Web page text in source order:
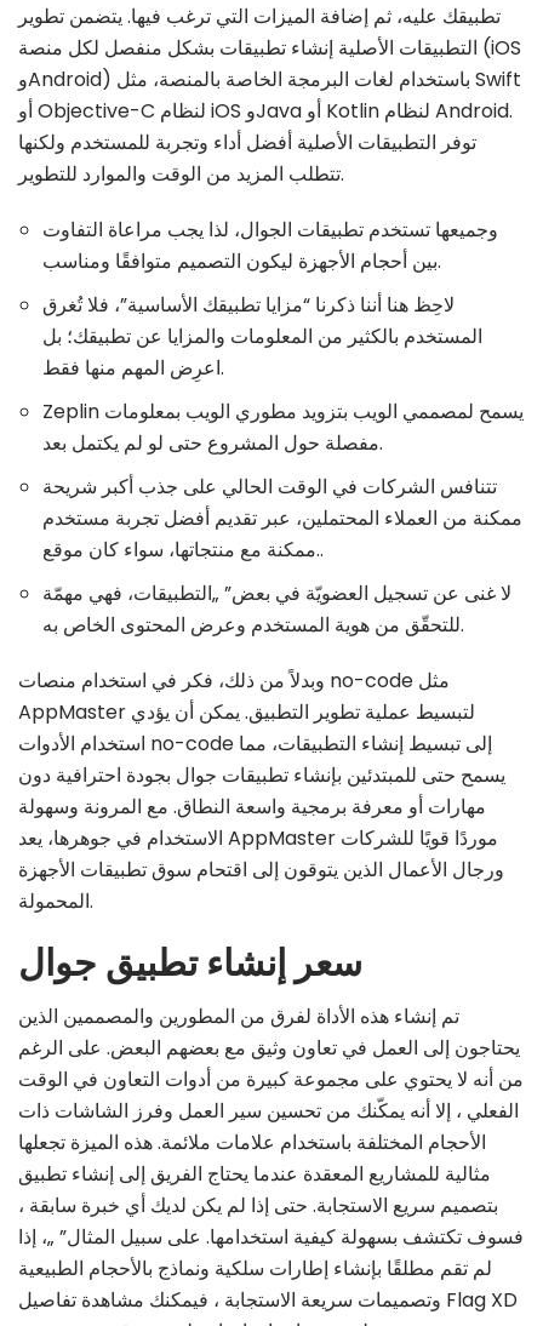
تطبيقك عليه، ثم إضافة الميزات التي ترغب فيها. يتضمن تطوير
التطبيقات الأصلية إنشاء تطبيقات بشكل منفصل لكل منصة (iOS
وAndroid) باستخدام لغات البرمجة الخاصة بالمنصة، مثل Swift
أو Objective-C لنظام iOS وJava أو Kotlin لنظام Android.
توفر التطبيقات الأصلية أفضل أداء وتجربة للمستخدم ولكنها
تتطلب المزيد من الوقت والموارد للتطوير.
وجميعها تستخدم تطبيقات الجوال، لذا يجب مراعاة التفاوت
بين أحجام الأجهزة ليكون التصميم متوافقًا ومناسب.
لاحِظ هنا أننا ذكرنا “مزايا تطبيقك الأساسية”، فلا تُغرق
المستخدم بالكثير من المعلومات والمزايا عن تطبيقك؛ بل
اعرِض المهم منها فقط.
Zeplin يسمح لمصممي الويب بتزويد مطوري الويب بمعلومات
مفصلة حول المشروع حتى لو لم يكتمل بعد.
تتنافس الشركات في الوقت الحالي على جذب أكبر شريحة
ممكنة من العملاء المحتملين، عبر تقديم أفضل تجربة مستخدم
ممكنة مع منتجاتها، سواء كان موقع..
لا غنى عن تسجيل العضويّة في بعض” „التطبيقات، فهي مهمّة
للتحقّق من هوية المستخدم وعرض المحتوى الخاص به.
وبدلاً من ذلك، فكر في استخدام منصات no-code مثل
AppMaster لتبسيط عملية تطوير التطبيق. يمكن أن يؤدي
استخدام الأدوات no-code إلى تبسيط إنشاء التطبيقات، مما
يسمح حتى للمبتدئين بإنشاء تطبيقات جوال بجودة احترافية دون
مهارات أو معرفة برمجية واسعة النطاق. مع المرونة وسهولة
الاستخدام في جوهرها، يعد AppMaster موردًا قويًا للشركات
ورجال الأعمال الذين يتوقون إلى اقتحام سوق تطبيقات الأجهزة
المحمولة.
سعر إنشاء تطبيق جوال
تم إنشاء هذه الأداة لفرق من المطورين والمصممين الذين
يحتاجون إلى العمل في تعاون وثيق مع بعضهم البعض. على الرغم
من أنه لا يحتوي على مجموعة كبيرة من أدوات التعاون في الوقت
الفعلي ، إلا أنه يمكّنك من تحسين سير العمل وفرز الشاشات ذات
الأحجام المختلفة باستخدام علامات ملائمة. هذه الميزة تجعلها
مثالية للمشاريع المعقدة عندما يحتاج الفريق إلى إنشاء تطبيق
بتصميم سريع الاستجابة. حتى إذا لم يكن لديك أي خبرة سابقة ،
فسوف تكتشف بسهولة كيفية استخدامها. على سبيل المثال” „، إذا
لم تقم مطلقًا بإنشاء إطارات سلكية ونماذج بالأحجام الطبيعية
وتصميمات سريعة الاستجابة ، فيمكنك مشاهدة تفاصيل Flag XD